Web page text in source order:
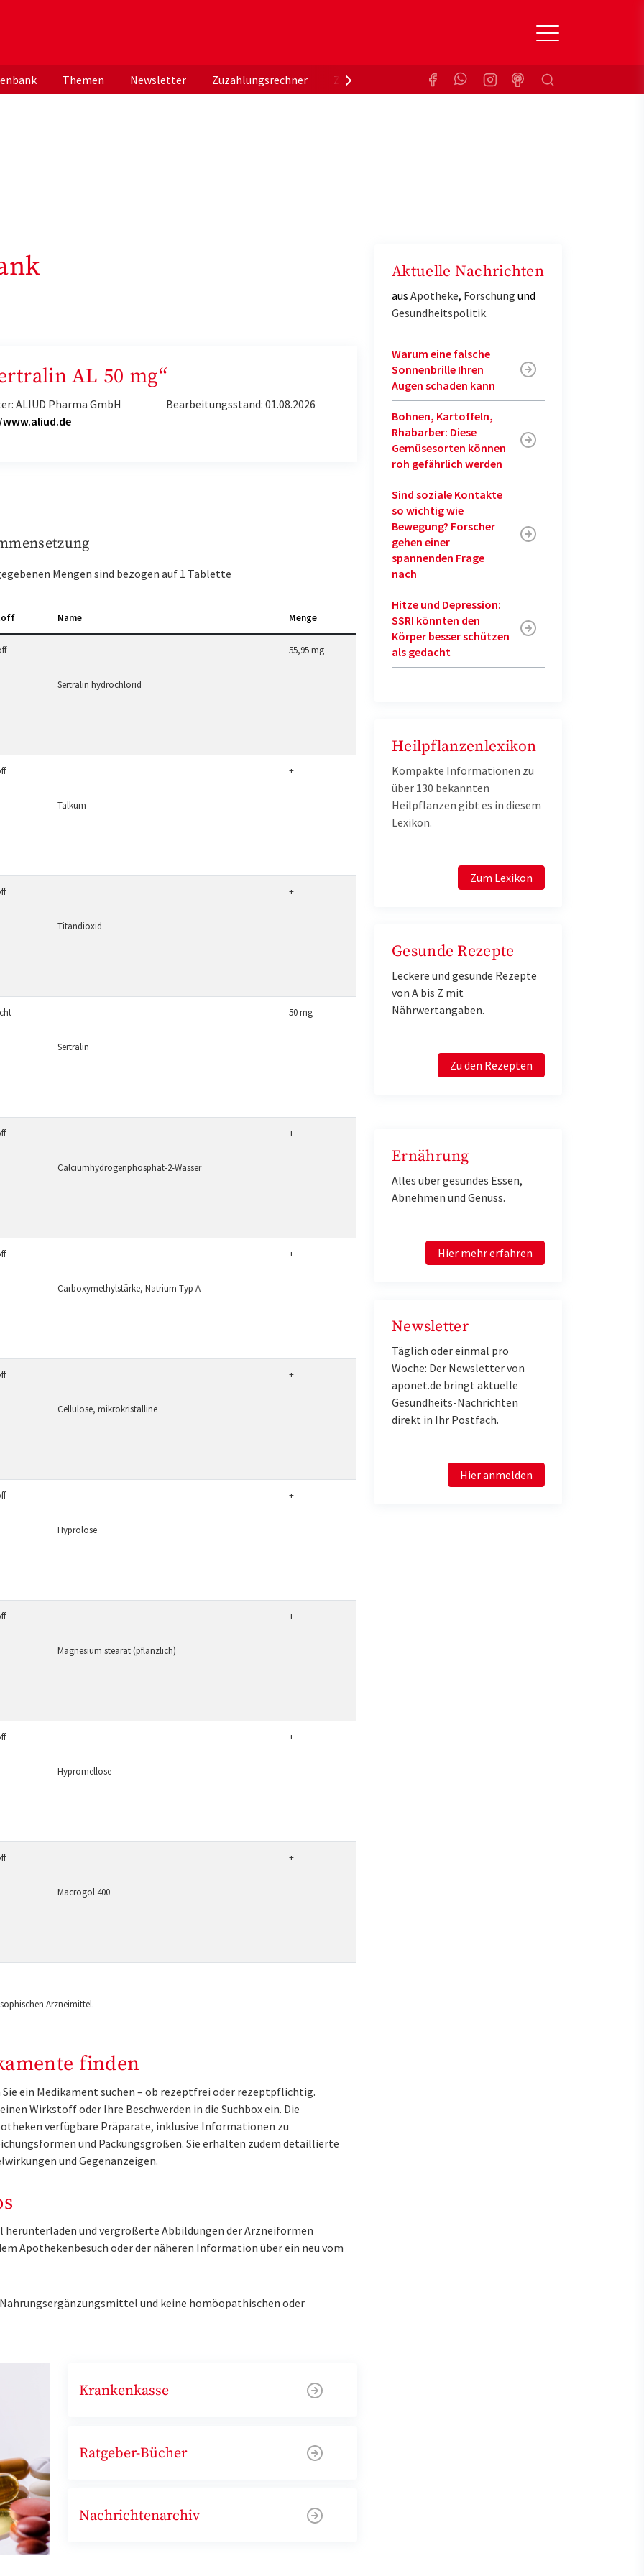
ApothekerInnen
Themen Newsletter Zuzahlungsrechner Zuzahlungsbefreiung KrankenkasseSuchen
AL 50 mg“
ALIUD Pharma GmbH
Bearbeitungsstand: 01.08.2026
Mengen sind bezogen auf 1 Tablette
Name Menge
Sertralin hydrochlorid
55,95 mg
Talkum
+
Titandioxid
+
Sertralin
50 mg
Calciumhydrogenphosphat-2-Wasser
+
Carboxymethylstärke, Natrium Typ A
+
Cellulose, mikrokristalline
+
Hyprolose
+
Magnesium stearat (pflanzlich)
+
Hypromellose
+
Macrogol 400
+
Arzneimittel.
finden
ein Medikament suchen – ob rezeptfrei oder rezeptpflichtig.
Wirkstoff oder Ihre Beschwerden in die Suchbox ein. Die
verfügbare Präparate, inklusive Informationen zu
und Packungsgrößen. Sie erhalten zudem detaillierte
und Gegenanzeigen.
herunterladen und vergrößerte Abbildungen der Arzneiformen
Apothekenbesuch oder der näheren Information über ein neu vom
und keine homöopathischen oder
Krankenkasse
Ratgeber-Bücher
Nachrichtenarchiv
Aktuelle Nachrichten
aus Apotheke, Forschung und
Gesundheitspolitik.
Warum eine falsche
Sonnenbrille Ihren
Augen schaden kann
Bohnen, Kartoffeln,
Rhabarber: Diese
Gemüsesorten können
roh gefährlich werden
Sind soziale Kontakte
so wichtig wie
Bewegung? Forscher
gehen einer
spannenden Frage
nach
Hitze und Depression:
SSRI könnten den
Körper besser schützen
als gedacht
Heilpflanzenlexikon
Kompakte Informationen zu
über 130 bekannten
Heilpflanzen gibt es in diesem
Lexikon.
Zum Lexikon
Gesunde Rezepte
Leckere und gesunde Rezepte
von A bis Z mit
Nährwertangaben.
Zu den Rezepten
Ernährung
Alles über gesundes Essen,
Abnehmen und Genuss.
Hier mehr erfahren
Newsletter
Täglich oder einmal pro
Woche: Der Newsletter von
aponet.de bringt aktuelle
Gesundheits-Nachrichten
direkt in Ihr Postfach.
Hier anmelden